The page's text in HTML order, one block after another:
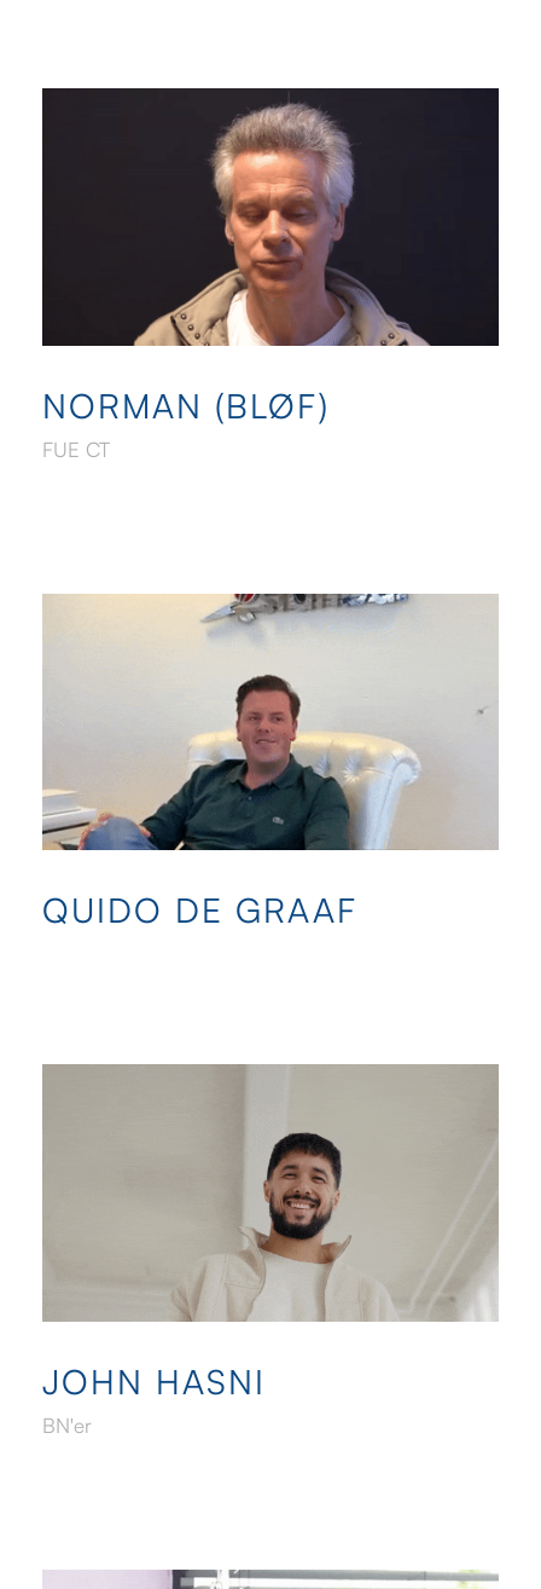
NORMAN (BLØF)
FUE CT
QUIDO DE GRAAF
JOHN HASNI
BN'er